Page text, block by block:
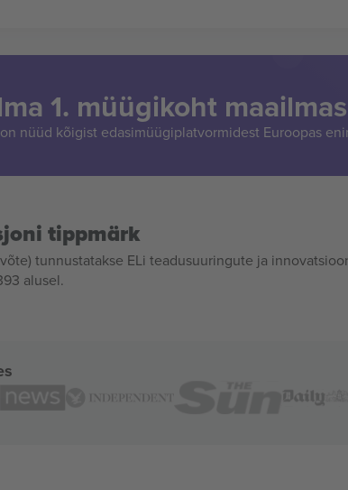
1. müügikoht
nüüd kõigist edasimüügiplatvormidest Euroopas
tippmärk
tunnustatakse ELi teadusuuringute ja
alusel.